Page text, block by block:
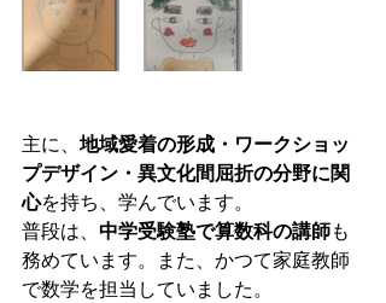
主に、 地域愛着の形成・ワークショッ
プデザイン・異文化間屈折の分野に関
心を持ち、学んでいます。
普段は、 中学受験塾で算数科の講師も
務めています。また、かつて家庭教師
で数学を担当していました。